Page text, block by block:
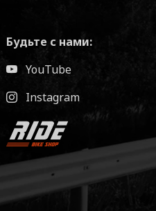
Будьте с нами:
YouTube
Instagram